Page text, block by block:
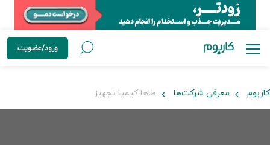
ورود/عضویت
کاربوم معرفی شرکت‌ها طاها کیمیا تجهیز